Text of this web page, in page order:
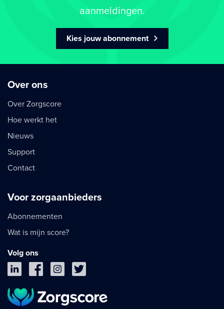
aanmeldingen.
Kies jouw abonnement
Over ons
Over Zorgscore
Hoe werkt het
Nieuws
Support
Contact
Voor zorgaanbieders
Abonnementen
Wat is mijn score?
Volg ons